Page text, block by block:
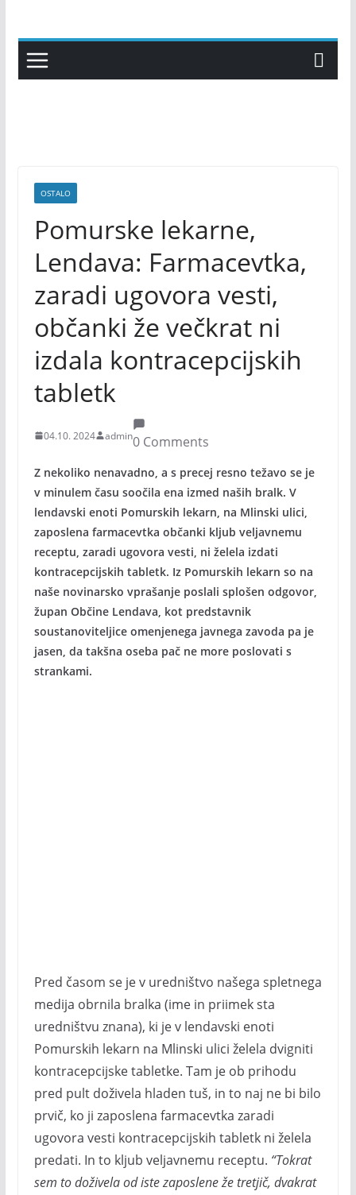
content
OSTALO
Pomurske lekarne,
Lendava: Farmacevtka,
zaradi ugovora vesti,
občanki že večkrat ni
izdala kontracepcijskih
tabletk
04.10. 2024 admin0 Comments
Z nekoliko nenavadno, a s precej resno težavo se je
v minulem času soočila ena izmed naših bralk. V
lendavski enoti Pomurskih lekarn, na Mlinski ulici,
zaposlena farmacevtka občanki kljub veljavnemu
receptu, zaradi ugovora vesti, ni želela izdati
kontracepcijskih tabletk. Iz Pomurskih lekarn so na
naše novinarsko vprašanje poslali splošen odgovor,
župan Občine Lendava, kot predstavnik
soustanoviteljice omenjenega javnega zavoda pa je
jasen, da takšna oseba pač ne more poslovati s
strankami.
Pred časom se je v uredništvo našega spletnega
medija obrnila bralka (ime in priimek sta
uredništvu znana), ki je v lendavski enoti
Pomurskih lekarn na Mlinski ulici želela dvigniti
kontracepcijske tabletke. Tam je ob prihodu
pred pult doživela hladen tuš, in to naj ne bi bilo
prvič, ko ji zaposlena farmacevtka zaradi
ugovora vesti kontracepcijskih tabletk ni želela
predati. In to kljub veljavnemu receptu. “Tokrat
sem to doživela od iste zaposlene že tretjič, dvakrat